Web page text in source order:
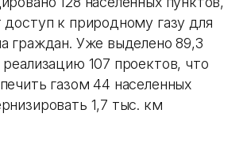
доступ к природному газу для
граждан. Уже выделено 89,3
107 проектов, что
газом 44 населенных
1,7 тыс. км